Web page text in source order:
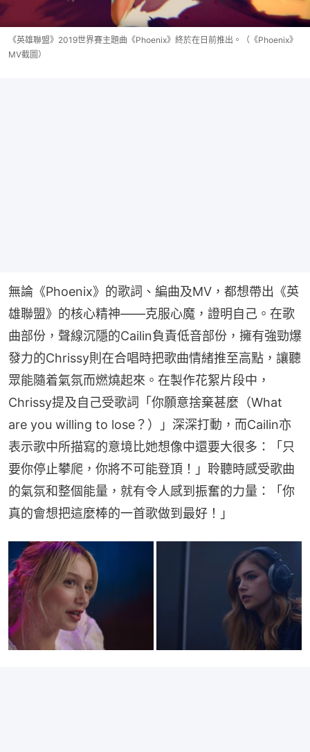
《英雄聯盟》2019世界賽主題曲《Phoenix》終於在日前推出。（《Phoenix》
MV截圖）
無論《Phoenix》的歌詞、編曲及MV，都想帶出《英
雄聯盟》的核心精神——克服心魔，證明自己。在歌
曲部份，聲線沉隱的Cailin負責低音部份，擁有強勁爆
發力的Chrissy則在合唱時把歌曲情緒推至高點，讓聽
眾能隨着氣氛而燃燒起來。在製作花絮片段中，
Chrissy提及自己受歌詞「你願意捨棄甚麼（What
are you willing to lose？）」深深打動，而Cailin亦
表示歌中所描寫的意境比她想像中還要大很多：「只
要你停止攀爬，你將不可能登頂！」聆聽時感受歌曲
的氣氛和整個能量，就有令人感到振奮的力量：「你
真的會想把這麼棒的一首歌做到最好！」